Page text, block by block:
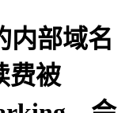
内部域名
费被